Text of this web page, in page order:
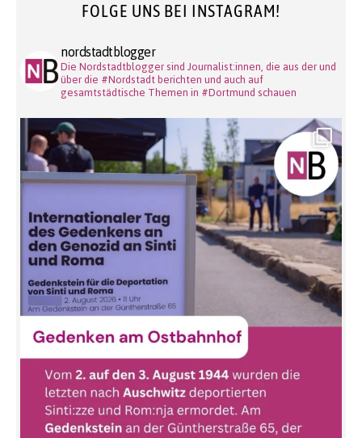
FOLGE UNS BEI INSTAGRAM!
nordstadtblogger
Die Nordstadtblogger sind Journalist:innen, die aus der und
über die #Nordstadt berichten und auch auf
gesamtstädtische Themen in #Dortmund schauen